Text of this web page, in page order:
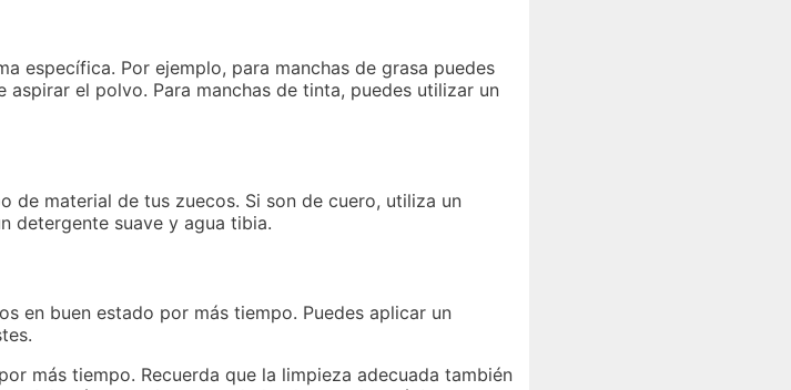
específica. Por ejemplo, para manchas de grasa puedes
el polvo. Para manchas de tinta, puedes utilizar un
de material de tus zuecos. Si son de cuero, utiliza un
detergente suave y agua tibia.
en buen estado por más tiempo. Puedes aplicar un
más tiempo. Recuerda que la limpieza adecuada también